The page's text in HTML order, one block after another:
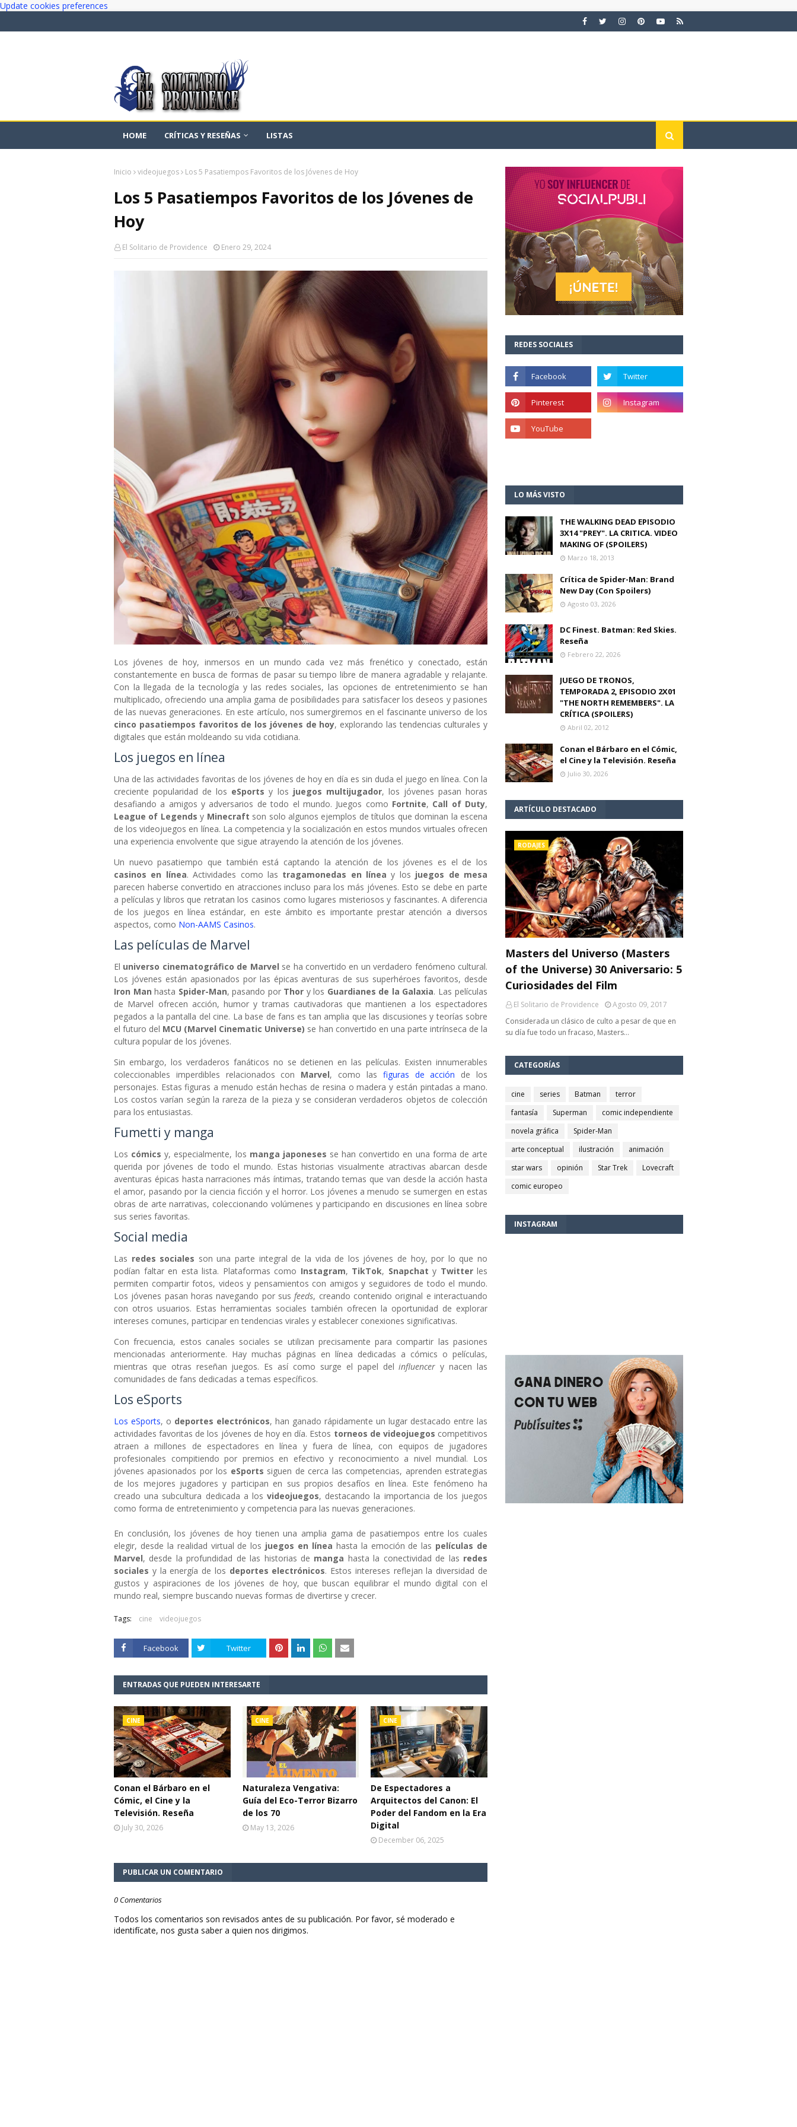
Update cookies preferences
HOME CRÍTICAS Y RESEÑAS LISTAS
Inicio videojuegos Los 5 Pasatiempos Favoritos de los Jóvenes de Hoy
Los 5 Pasatiempos Favoritos de los Jóvenes de
Hoy
El Solitario de Providence Enero 29, 2024
Los jóvenes de hoy, inmersos en un mundo cada vez más frenético y conectado, están
constantemente en busca de formas de pasar su tiempo libre de manera agradable y relajante.
Con la llegada de la tecnología y las redes sociales, las opciones de entretenimiento se han
multiplicado, ofreciendo una amplia gama de posibilidades para satisfacer los deseos y pasiones
de las nuevas generaciones. En este artículo, nos sumergiremos en el fascinante universo de los
cinco pasatiempos favoritos de los jóvenes de hoy, explorando las tendencias culturales y
digitales que están moldeando su vida cotidiana.
Los juegos en línea
Una de las actividades favoritas de los jóvenes de hoy en día es sin duda el juego en línea. Con la
creciente popularidad de los eSports y los juegos multijugador, los jóvenes pasan horas
desafiando a amigos y adversarios de todo el mundo. Juegos como Fortnite, Call of Duty,
League of Legends y Minecraft son solo algunos ejemplos de títulos que dominan la escena
de los videojuegos en línea. La competencia y la socialización en estos mundos virtuales ofrecen
una experiencia envolvente que sigue atrayendo la atención de los jóvenes.
Un nuevo pasatiempo que también está captando la atención de los jóvenes es el de los
casinos en línea. Actividades como las tragamonedas en línea y los juegos de mesa
parecen haberse convertido en atracciones incluso para los más jóvenes. Esto se debe en parte
a películas y libros que retratan los casinos como lugares misteriosos y fascinantes. A diferencia
de los juegos en línea estándar, en este ámbito es importante prestar atención a diversos
aspectos, como Non-AAMS Casinos.
Las películas de Marvel
El universo cinematográfico de Marvel se ha convertido en un verdadero fenómeno cultural.
Los jóvenes están apasionados por las épicas aventuras de sus superhéroes favoritos, desde
Iron Man hasta Spider-Man, pasando por Thor y los Guardianes de la Galaxia. Las películas
de Marvel ofrecen acción, humor y tramas cautivadoras que mantienen a los espectadores
pegados a la pantalla del cine. La base de fans es tan amplia que las discusiones y teorías sobre
el futuro del MCU (Marvel Cinematic Universe) se han convertido en una parte intrínseca de la
cultura popular de los jóvenes.
Sin embargo, los verdaderos fanáticos no se detienen en las películas. Existen innumerables
coleccionables imperdibles relacionados con Marvel, como las figuras de acción de los
personajes. Estas figuras a menudo están hechas de resina o madera y están pintadas a mano.
Los costos varían según la rareza de la pieza y se consideran verdaderos objetos de colección
para los entusiastas.
Fumetti y manga
Los cómicsy, especialmente, los manga japoneses se han convertido en una forma de arte
querida por jóvenes de todo el mundo. Estas historias visualmente atractivas abarcan desde
aventuras épicas hasta narraciones más íntimas, tratando temas que van desde la acción hasta
el amor, pasando por la ciencia ficción y el horror. Los jóvenes a menudo se sumergen en estas
obras de arte narrativas, coleccionando volúmenes y participando en discusiones en línea sobre
sus series favoritas.
Social media
Las redes sociales son una parte integral de la vida de los jóvenes de hoy, por lo que no
podían faltar en esta lista. Plataformas como Instagram, TikTok, Snapchat y Twitter les
permiten compartir fotos, videos y pensamientos con amigos y seguidores de todo el mundo.
Los jóvenes pasan horas navegando por susfeeds, creando contenido original e interactuando
con otros usuarios. Estas herramientas sociales también ofrecen la oportunidad de explorar
intereses comunes, participar en tendencias virales y establecer conexiones significativas.
Con frecuencia, estos canales sociales se utilizan precisamente para compartir las pasiones
mencionadas anteriormente. Hay muchas páginas en línea dedicadas a cómics o películas,
mientras que otras reseñan juegos. Es así como surge el papel delinfluencery nacen las
comunidades de fans dedicadas a temas específicos.
Los eSports
Los eSports, o deportes electrónicos, han ganado rápidamente un lugar destacado entre las
actividades favoritas de los jóvenes de hoy en día. Estos torneos de videojuegos competitivos
atraen a millones de espectadores en línea y fuera de línea, con equipos de jugadores
profesionales compitiendo por premios en efectivo y reconocimiento a nivel mundial. Los
jóvenes apasionados por los eSports siguen de cerca las competencias, aprenden estrategias
de los mejores jugadores y participan en sus propios desafíos en línea. Este fenómeno ha
creado una subcultura dedicada a los videojuegos, destacando la importancia de los juegos
como forma de entretenimiento y competencia para las nuevas generaciones.
En conclusión, los jóvenes de hoy tienen una amplia gama de pasatiempos entre los cuales
elegir, desde la realidad virtual de los juegos en línea hasta la emoción de las películas de
Marvel, desde la profundidad de las historias de manga hasta la conectividad de las redes
sociales y la energía de los deportes electrónicos. Estos intereses reflejan la diversidad de
gustos y aspiraciones de los jóvenes de hoy, que buscan equilibrar el mundo digital con el
mundo real, siempre buscando nuevas formas de divertirse y crecer.
Tags: cine videojuegos
Facebook Twitter
ENTRADAS QUE PUEDEN INTERESARTE
CINE
Conan el Bárbaro en el
Cómic, el Cine y la
Televisión. Reseña
July 30, 2026
CINE
Naturaleza Vengativa:
Guía del Eco-Terror Bizarro
de los 70
May 13, 2026
CINE
De Espectadores a
Arquitectos del Canon: El
Poder del Fandom en la Era
Digital
December 06, 2025
PUBLICAR UN COMENTARIO
0 Comentarios
Todos los comentarios son revisados antes de su publicación. Por favor, sé moderado e
identifícate, nos gusta saber a quien nos dirigimos.
REDES SOCIALES
LO MÁS VISTO
THE WALKING DEAD EPISODIO
3X14 "PREY". LA CRITICA. VIDEO
MAKING OF (SPOILERS)
Marzo 18, 2013
Crítica de Spider-Man: Brand
New Day (Con Spoilers)
Agosto 03, 2026
DC Finest. Batman: Red Skies.
Reseña
Febrero 22, 2026
JUEGO DE TRONOS,
TEMPORADA 2, EPISODIO 2X01
"THE NORTH REMEMBERS". LA
CRÍTICA (SPOILERS)
Abril 02, 2012
Conan el Bárbaro en el Cómic,
el Cine y la Televisión. Reseña
Julio 30, 2026
ARTÍCULO DESTACADO
RODAJES
Masters del Universo (Masters
of the Universe) 30 Aniversario: 5
Curiosidades del Film
El Solitario de Providence
Agosto 09, 2017
Considerada un clásico de culto a pesar de que en
su día fue todo un fracaso, Masters…
CATEGORÍAS
cine series Batman
terror
fantasía
Superman
comic independiente
novela gráfica
Spider-Man
arte conceptual
ilustración
animación
star wars
opinión Star Trek
Lovecraft
comic europeo
INSTAGRAM